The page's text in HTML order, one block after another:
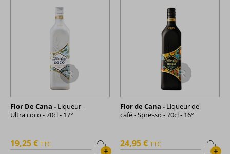
Flor De Cana - Liqueur -
Ultra coco - 70cl - 17°
+
19,25 € TTC
Flor de Cana - Liqueur de
café - Spresso - 70cl - 16°
+
24,95 € TTC